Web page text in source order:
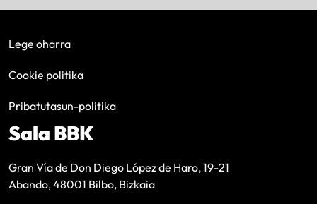
Lege oharra
Cookie politika
Pribatutasun-politika
Sala BBK
Gran Vía de Don Diego López de Haro, 19-21
Abando, 48001 Bilbo, Bizkaia